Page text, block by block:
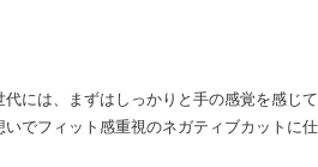
には、まずはしっかりと手の感覚を感じ
でフィット感重視のネガティブカットに仕